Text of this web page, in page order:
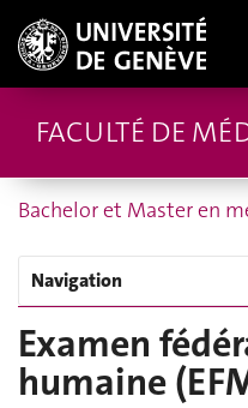
FACULTÉ DE
Bachelor et Master en
Navigation
Examen
humaine